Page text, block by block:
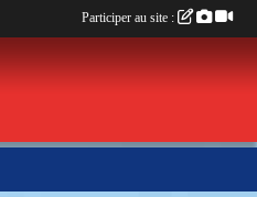
Participer au site :